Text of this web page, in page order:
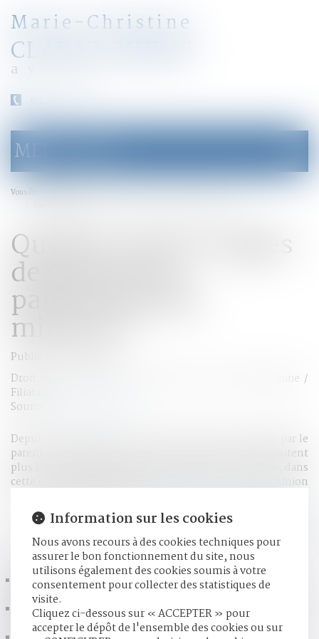
Marie-Christine
CLARAZ-MURAT
avocat
le
menu
MENU
Vous êtes ici :
Quelles sont les règles
de gestion du
patrimoine des
mineurs ?
Publié le :
Droit de la famille, des personnes et de leur patrimoine /
Filiation
Source :
Depuis le 1er janvier 2016, de nombreux actes passés par le
parent administrateur légal de son enfant ne nécessitent
plus l’accord préalable du juge des tutelles, explique, dans
cette chronique, Paul Younès, directeur général de l’Union
HISTORIQUE
Peines alternatives : développer le travail d’intérêt
général, TIG. En bref - Actualités - Vie-publique.fr
Nicole Belloubet veut un « tribunal criminel » à la place
des assises - Le Monde
Information sur les cookies
Nous avons recours à des cookies techniques pour
assurer le bon fonctionnement du site, nous
utilisons également des cookies soumis à votre
consentement pour collecter des statistiques de
visite.
Cliquez ci-dessous sur « ACCEPTER » pour
accepter le dépôt de l'ensemble des cookies ou sur